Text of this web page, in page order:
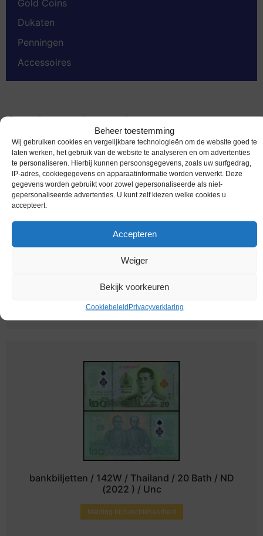
Beheer toestemming
Wij gebruiken cookies en vergelijkbare technologieën om de website goed te
laten werken, het gebruik van de website te analyseren en om advertenties
te personaliseren. Hierbij kunnen persoonsgegevens, zoals uw surfgedrag,
IP-adres, cookiegegevens en apparaatinformatie worden verwerkt. Deze
gegevens worden gebruikt voor zowel gepersonaliseerde als niet-
gepersonaliseerde advertenties. U kunt zelf kiezen welke cookies u
accepteert.
Accepteren
Weiger
Bekijk voorkeuren
CookiebeleidPrivacyverklaring
Gold Coins
Dukaten
Penningen
Accessoires
Gerelateerde producten
bankbiljetten / 130 / Thailand / 20 Bath /
bankbiljetten / 142W / Thailand / 20 Bath / ND
(2022 ) / Unc
Melding bij beschikbaarheid